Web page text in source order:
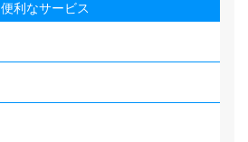
便利なサービス